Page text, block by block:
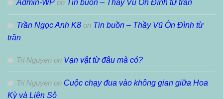
Admin-WP on Tin buồn – Thầy Vũ Ôn Đình từ trần
Trần Ngọc Anh K8 on Tin buồn – Thầy Vũ Ôn Đình từ
trần
Tri Nguyen on Vạn vật từ đâu mà có?
Tri Nguyen on Cuộc chạy đua vào không gian giữa Hoa
Kỳ và Liên Sô